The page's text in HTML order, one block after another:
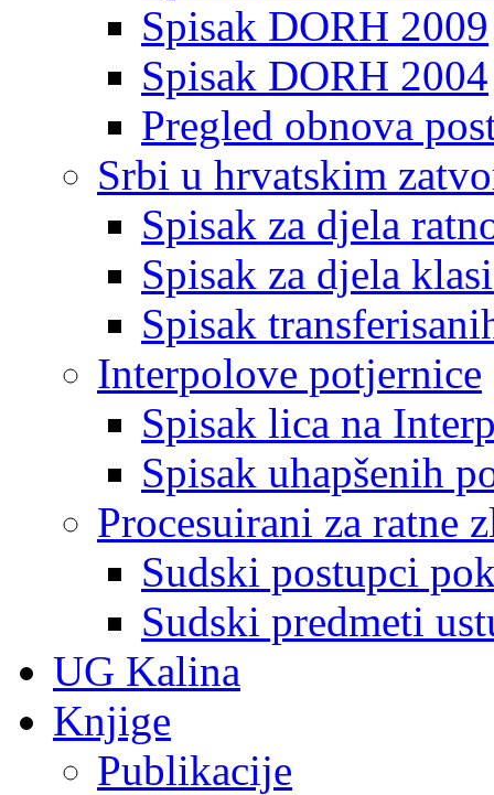
Spisak DORH 2009
Spisak DORH 2004
Pregled obnova
Srbi u hrvatskim
Spisak za djela
Spisak za djela
Spisak
Interpolove potjernice
Spisak lica na
Spisak uhapšenih
Procesuirani za ratne
Sudski postupci
Sudski predmeti
UG Kalina
Knjige
Publikacije